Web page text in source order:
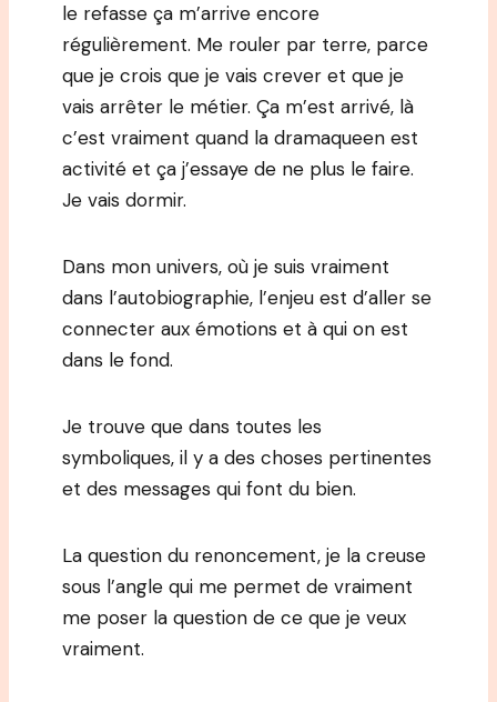
le refasse ça m’arrive encore
régulièrement. Me rouler par terre, parce
que je crois que je vais crever et que je
vais arrêter le métier. Ça m’est arrivé, là
c’est vraiment quand la dramaqueen est
activité et ça j’essaye de ne plus le faire.
Je vais dormir.
Dans mon univers, où je suis vraiment
dans l’autobiographie, l’enjeu est d’aller se
connecter aux émotions et à qui on est
dans le fond.
Je trouve que dans toutes les
symboliques, il y a des choses pertinentes
et des messages qui font du bien.
La question du renoncement, je la creuse
sous l’angle qui me permet de vraiment
me poser la question de ce que je veux
vraiment.